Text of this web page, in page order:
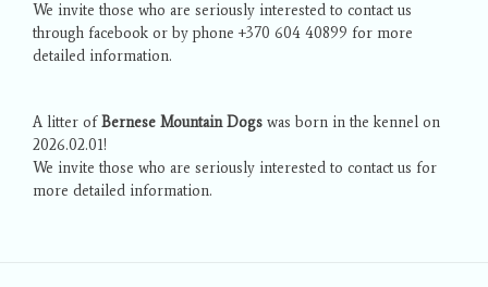
We invite those who are seriously interested to contact us
through facebook or by phone +370 604 40899 for more
detailed information.
A litter ofBernese Mountain Dogs was born in the kennel on
2026.02.01!
We invite those who are seriously interested to contact us for
more detailed information.